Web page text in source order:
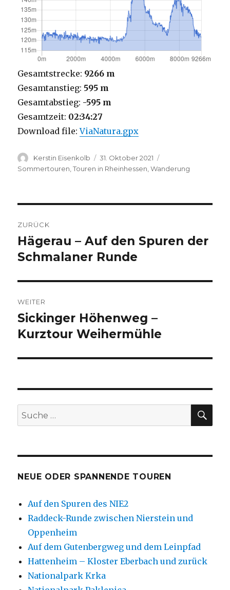
Gesamtstrecke: 9266 m
Gesamtanstieg: 595 m
Gesamtabstieg: -595 m
Gesamtzeit: 02:34:27
Download file:ViaNatura.gpx
Autor
Kerstin Eisenkolb
Veröffentlicht
am
31. Oktober 2021
Sommertouren ,Touren in Rheinhessen ,Wanderung
ZURÜCK
Vorheriger
Beitrag:
Hägerau – Auf den Spuren der
Schmalaner Runde
WEITER
Nächster
Beitrag:
Sickinger Höhenweg –
Kurztour Weihermühle
Suche
nach:
NEUE ODER SPANNENDE TOUREN
Auf den Spuren des NIE2
Raddeck-Runde zwischen Nierstein und
Oppenheim
Auf dem Gutenbergweg und dem Leinpfad
Hattenheim – Kloster Eberbach und zurück
Nationalpark Krka